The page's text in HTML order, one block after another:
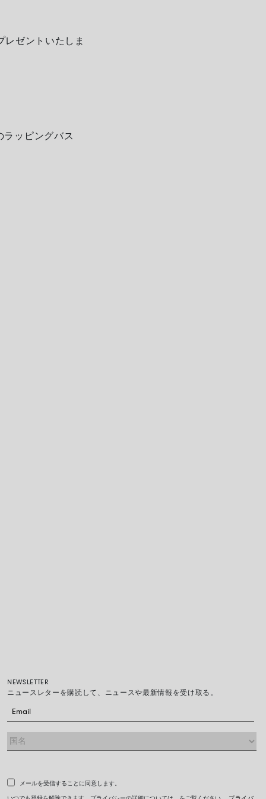
ゼントいたしま
ッピングバス
NEWSLETTER
ニュースレターを購読して、ニュースや最新情報を受け取る。
メールを受信することに同意します。